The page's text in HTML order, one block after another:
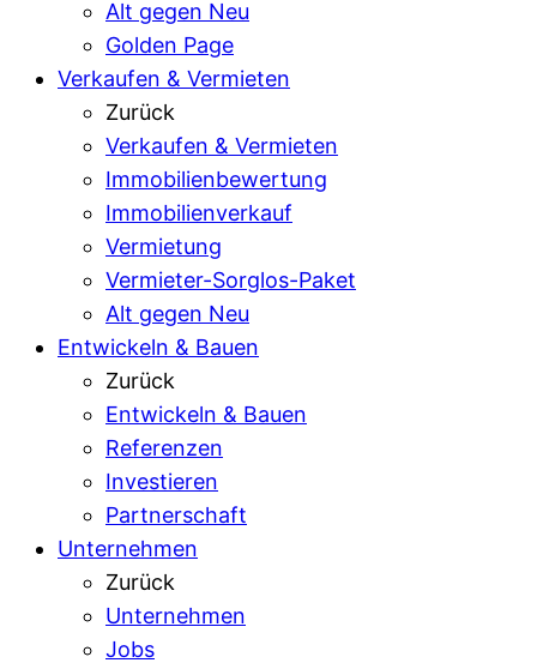
Alt gegen Neu
Golden Page
Verkaufen & Vermieten
Zurück
Verkaufen & Vermieten
Immobilienbewertung
Immobilienverkauf
Vermietung
Vermieter-Sorglos-Paket
Alt gegen Neu
Entwickeln & Bauen
Zurück
Entwickeln & Bauen
Referenzen
Investieren
Partnerschaft
Unternehmen
Zurück
Unternehmen
Jobs